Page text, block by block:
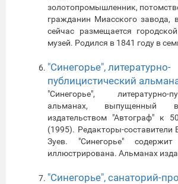
золотопромышленник,
гражданин Миасского завода,
сейчас размещается
музей. Родился в 1841 году в
"Синегорье", литературно-
публицистический
"Синегорье", литературно-
альманах, выпущенный
издательством "Автограф" к
(1995). Редакторы-
Зуев. "Синегорье"
иллюстрирована. Альманах
"Синегорье", санаторий-